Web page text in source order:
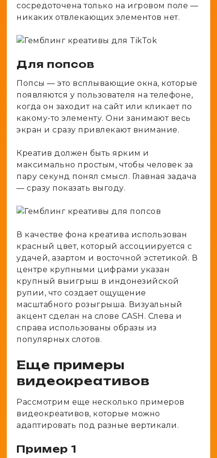
сосредоточена только на игровом поле —
никаких отвлекающих элементов нет.
Для попсов
Попсы — это всплывающие окна, которые
появляются у пользователя на телефоне,
когда он заходит на сайт или кликает по
какому-то элементу. Они занимают весь
экран и сразу привлекают внимание.
Креатив должен быть ярким и
максимально простым, чтобы человек за
пару секунд понял смысл. Главная задача
— сразу показать выгоду.
В качестве фона креатива использован
красный цвет, который ассоциируется с
удачей, азартом и восточной эстетикой. В
центре крупными цифрами указан
крупный выигрыш в индонезийской
рупии, что создает ощущение
масштабного розыгрыша. Визуальный
акцент сделан на слове CASH. Слева и
справа использованы образы из
популярных слотов.
Еще примеры
видеокреативов
Рассмотрим еще несколько примеров
видеокреативов, которые можно
адаптировать под разные вертикали.
Пример 1